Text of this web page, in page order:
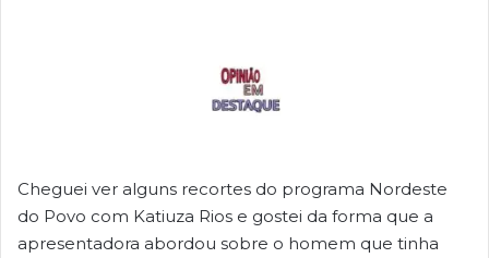
Cheguei ver alguns recortes do programa Nordeste
do Povo com Katiuza Rios e gostei da forma que a
apresentadora abordou sobre o homem que tinha